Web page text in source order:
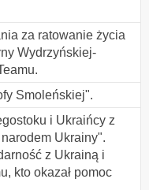
za ratowanie życia
Wydrzyńskiej-
Smoleńskiej".
i Ukraińcy z
Ukrainy".
z Ukrainą i
kto okazał pomoc